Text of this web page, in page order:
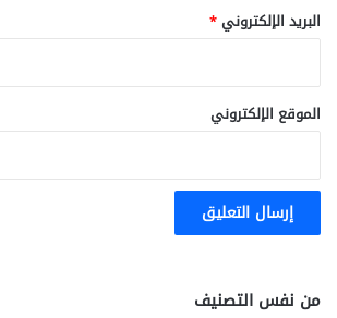
البريد الإلكتروني*
الموقع الإلكتروني
من نفس التصنيف